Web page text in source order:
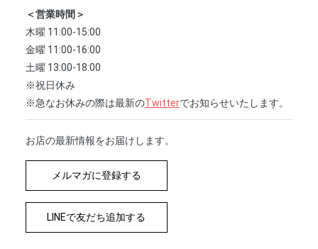
＜営業時間＞
木曜 11:00-15:00
金曜 11:00-16:00
土曜 13:00-18:00
※祝日休み
※急なお休みの際は最新のTwitterでお知らせいたします。
お店の最新情報をお届けします。
メルマガに登録する
LINEで友だち追加する